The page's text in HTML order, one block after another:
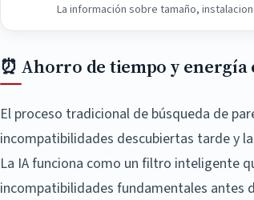
La información sobre tamaño,
⏰ Ahorro de tiempo y energía
El proceso tradicional de búsqueda de
incompatibilidades descubiertas tarde y
La IA funciona como un filtro inteligente
incompatibilidades fundamentales antes